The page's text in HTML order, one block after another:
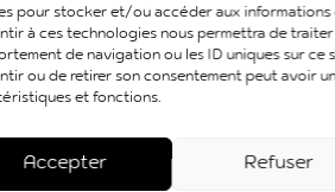
pour stocker et/ou accéder aux informations
à ces technologies nous permettra de
de navigation ou les ID uniques sur ce
ou de retirer son consentement peut avoir
et fonctions.
Accepter Refuser